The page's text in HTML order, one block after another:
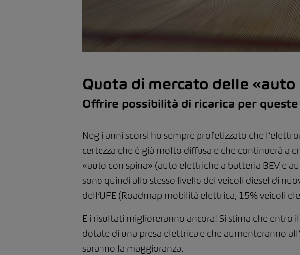
Quota di mercato delle «auto
Offrire possibilità di ricarica per
Negli anni scorsi ho sempre profetizzato che
certezza che è già molto diffusa e che continuerà a
«auto con spina» (auto elettriche a batteria BEV e
sono quindi allo stesso livello dei veicoli diesel di
dell’UFE (Roadmap mobilità elettrica, 15% veicoli
E i risultati miglioreranno ancora! Si stima che
dotate di una presa elettrica e che aumenteranno
saranno la maggioranza.